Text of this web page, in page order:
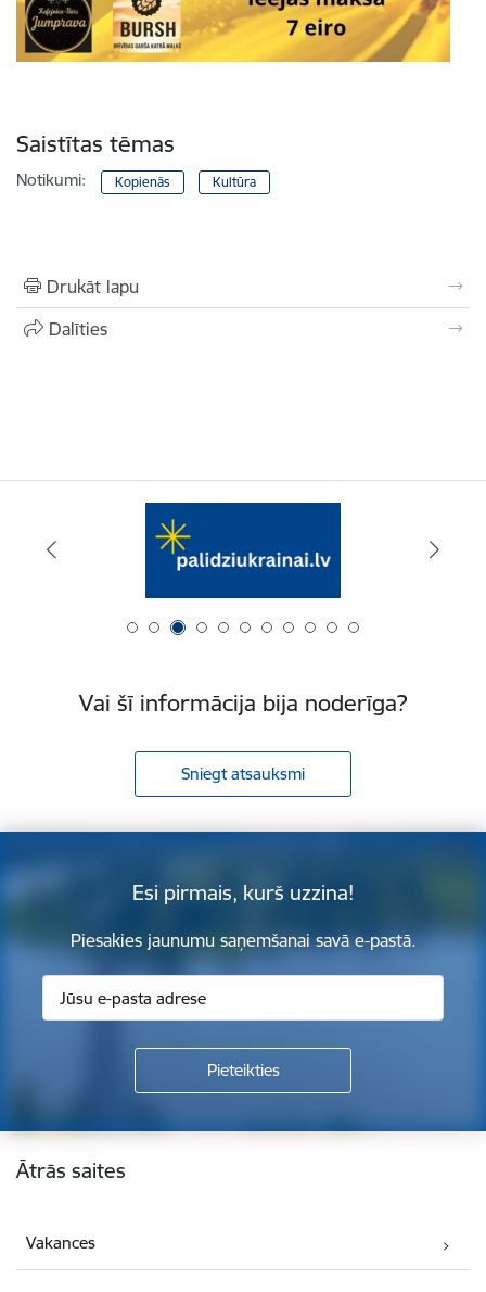
Saistītas tēmas
Notikumi: Kopienās Kultūra
Drukāt lapu
Dalīties
Vai šī informācija bija noderīga?
Sniegt atsauksmi
Esi pirmais, kurš uzzina!
Piesakies jaunumu saņemšanai savā e-pastā.
Kājene
Ātrās saites
Vakances